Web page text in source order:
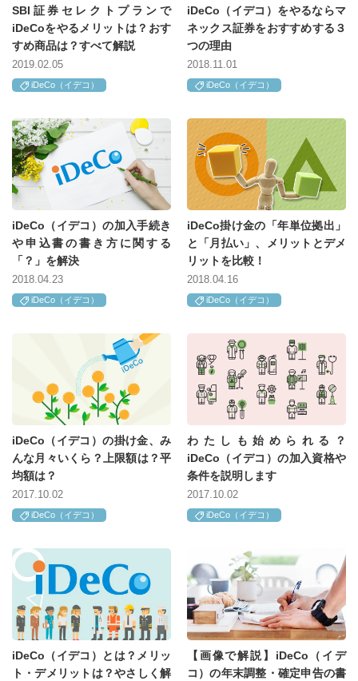
SBI証券セレクトプランで
iDeCoをやるメリットは？おす
すめ商品は？すべて解説
2019.02.05
iDeCo（イデコ）
iDeCo（イデコ）をやるならマ
ネックス証券をおすすめする３
つの理由
2018.11.01
iDeCo（イデコ）
iDeCo（イデコ）の加入手続き
や申込書の書き方に関する
「？」を解決
2018.04.23
iDeCo（イデコ）
iDeCo掛け金の「年単位拠出」
と「月払い」、メリットとデメ
リットを比較！
2018.04.16
iDeCo（イデコ）
iDeCo（イデコ）の掛け金、み
んな月々いくら？上限額は？平
均額は？
2017.10.02
iDeCo（イデコ）
わたしも始められる？
iDeCo（イデコ）の加入資格や
条件を説明します
2017.10.02
iDeCo（イデコ）
iDeCo（イデコ）とは？メリッ
ト・デメリットは？やさしく解
【画像で解説】iDeCo（イデ
コ）の年末調整・確定申告の書